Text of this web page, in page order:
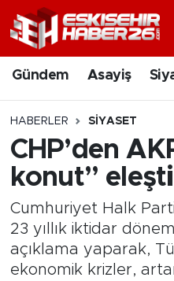
Gündem Asayiş
HABERLER SIYASET
CHP’den
konut”
Cumhuriyet Halk
23 yıllık iktidar
açıklama yaparak,
ekonomik krizler,
Gündem
Asayiş
Siyaset
Spor
Sağlık
Ekonomi
Nöbetçi Eczaneler
Hava Durumu
Trafik Durumu
Süper Lig Puan
Tüm Manşetler
Son Dakika Haberleri